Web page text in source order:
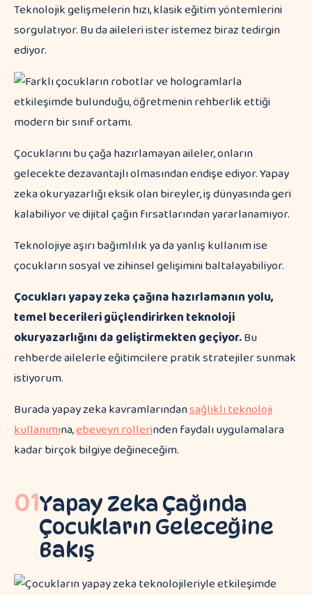
Teknolojik gelişmelerin hızı, klasik eğitim yöntemlerini
sorgulatıyor. Bu da aileleri ister istemez biraz tedirgin
ediyor.
Çocuklarını bu çağa hazırlamayan aileler, onların
gelecekte dezavantajlı olmasından endişe ediyor. Yapay
zeka okuryazarlığı eksik olan bireyler, iş dünyasında geri
kalabiliyor ve dijital çağın fırsatlarından yararlanamıyor.
Teknolojiye aşırı bağımlılık ya da yanlış kullanım ise
çocukların sosyal ve zihinsel gelişimini baltalayabiliyor.
Çocukları yapay zeka çağına hazırlamanın yolu,
temel becerileri güçlendirirken teknoloji
okuryazarlığını da geliştirmekten geçiyor.Bu
rehberde ailelerle eğitimcilere pratik stratejiler sunmak
istiyorum.
Burada yapay zeka kavramlarındansağlıklı teknoloji
kullanımına,ebeveyn rollerinden faydalı uygulamalara
kadar birçok bilgiye değineceğim.
01Yapay Zeka Çağında
Çocukların Geleceğine
Bakış